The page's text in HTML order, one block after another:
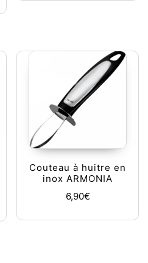
Couteau à huitre en
inox ARMONIA
6,90€